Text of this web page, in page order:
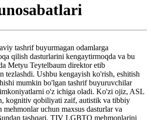
tashrif buyurmagan odamlarga
qilish dasturlarini kengaytirmoqda va bu
Metyu Teytelbaum direktor etib
tezlashdi. Ushbu kengayish ko'rish, eshitish
mumkin bo'lgan tashrif buyuruvchilar
o'z ichiga oladi. Ko'zi ojiz, ASL
kognitiv qobiliyati zaif, autistik va tibbiy
mehmonlar uchun maxsus dasturlar va
tashqari, TIV LGBTQ mehmonlarini